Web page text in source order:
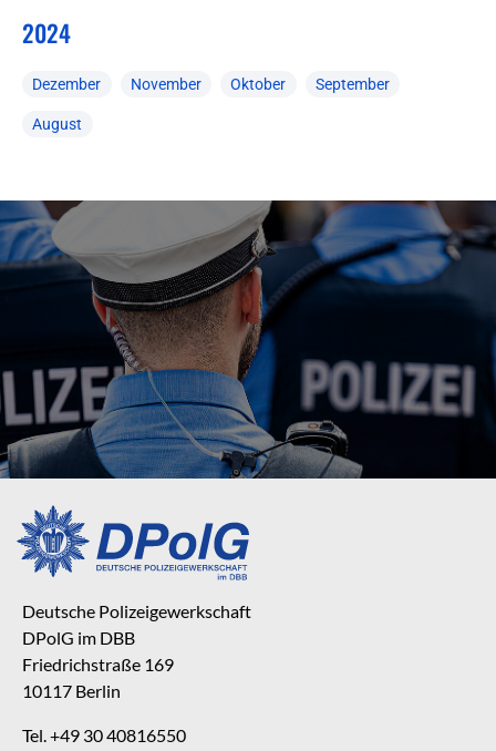
2024
Dezember November Oktober September
August
Deutsche Polizeigewerkschaft
DPolG im DBB
Friedrichstraße 169
10117 Berlin
Tel. +49 30 40816550